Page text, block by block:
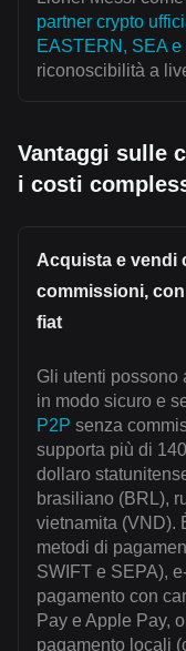
partner crypto
EASTERN, SEA e
riconoscibilità a
Vantaggi sulle
i costi
Acquista e vendi
commissioni,
fiat
Gli utenti possono
in modo sicuro e
P2P senza
supporta più di
dollaro
brasiliano (BRL),
vietnamita (VND).
metodi di
SWIFT e SEPA),
pagamento con
Pay e Apple Pay,
pagamento locali